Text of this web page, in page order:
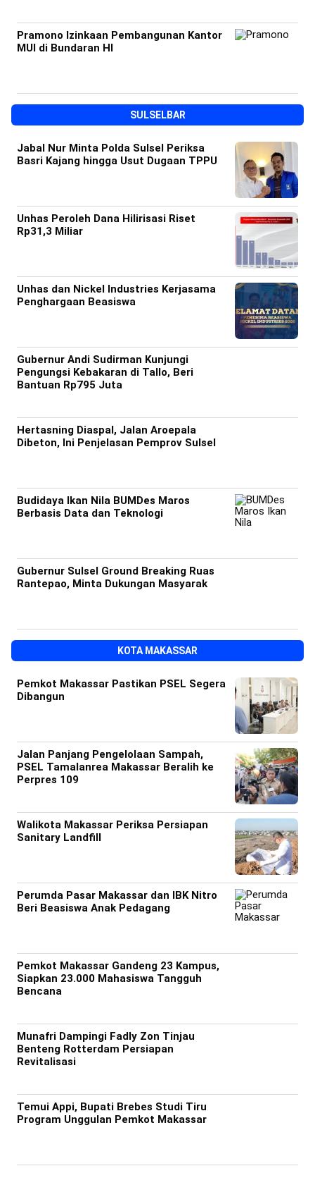
Pramono Izinkaan Pembangunan Kantor
MUI di Bundaran HI
SULSELBAR
Jabal Nur Minta Polda Sulsel Periksa
Basri Kajang hingga Usut Dugaan TPPU
Unhas Peroleh Dana Hilirisasi Riset
Rp31,3 Miliar
Unhas dan Nickel Industries Kerjasama
Penghargaan Beasiswa
Gubernur Andi Sudirman Kunjungi
Pengungsi Kebakaran di Tallo, Beri
Bantuan Rp795 Juta
Hertasning Diaspal, Jalan Aroepala
Dibeton, Ini Penjelasan Pemprov Sulsel
Budidaya Ikan Nila BUMDes Maros
Berbasis Data dan Teknologi
Gubernur Sulsel Ground Breaking Ruas
Rantepao, Minta Dukungan Masyarak
KOTA MAKASSAR
Pemkot Makassar Pastikan PSEL Segera
Dibangun
Jalan Panjang Pengelolaan Sampah,
PSEL Tamalanrea Makassar Beralih ke
Perpres 109
Walikota Makassar Periksa Persiapan
Sanitary Landfill
Perumda Pasar Makassar dan IBK Nitro
Beri Beasiswa Anak Pedagang
Pemkot Makassar Gandeng 23 Kampus,
Siapkan 23.000 Mahasiswa Tangguh
Bencana
Munafri Dampingi Fadly Zon Tinjau
Benteng Rotterdam Persiapan
Revitalisasi
Temui Appi, Bupati Brebes Studi Tiru
Program Unggulan Pemkot Makassar